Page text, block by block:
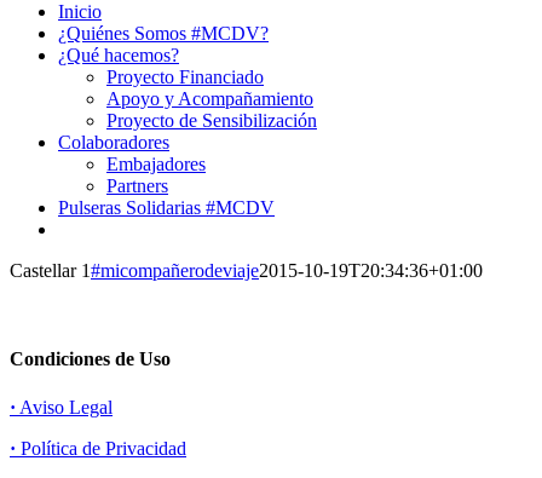
Inicio
¿Quiénes Somos #MCDV?
¿Qué hacemos?
Proyecto Financiado
Apoyo y Acompañamiento
Proyecto de Sensibilización
Colaboradores
Embajadores
Partners
Pulseras Solidarias #MCDV
Castellar 1#micompañerodeviaje2015-10-19T20:34:36+01:00
Condiciones de Uso
· Aviso Legal
· Política de Privacidad